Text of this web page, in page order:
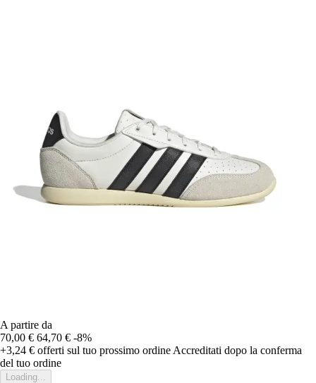
A partire da
70,00 € 64,70 € -8%
+3,24 € offerti sul tuo prossimo ordine Accreditati dopo la conferma
del tuo ordine
Loading...